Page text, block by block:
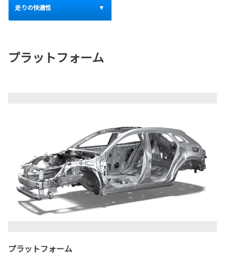
走りの快適性
プラットフォーム
プラットフォーム